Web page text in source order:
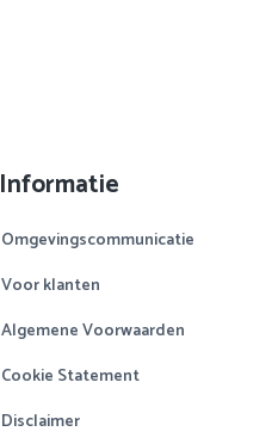
Informatie
Omgevingscommunicatie
Voor klanten
Algemene Voorwaarden
Cookie Statement
Disclaimer